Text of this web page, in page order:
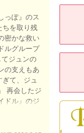
っぽ』のス
ちを取り残
密かな救い
ルグループ
てジュンの
の支えもあ
て、ジュ
再会したジ
ドル』のジ
恋物語。